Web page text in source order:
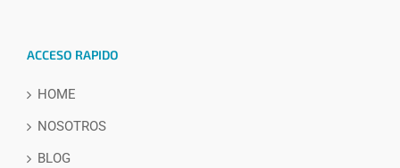
ACCESO RAPIDO
HOME
NOSOTROS
BLOG